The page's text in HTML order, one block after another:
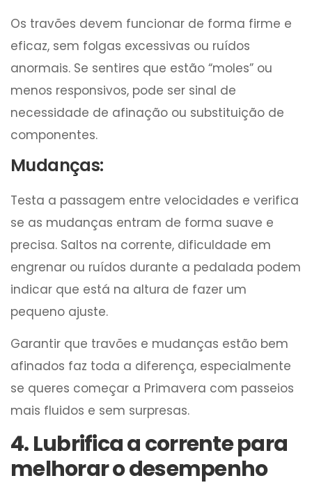
Os travões devem funcionar de forma firme e
eficaz, sem folgas excessivas ou ruídos
anormais. Se sentires que estão “moles” ou
menos responsivos, pode ser sinal de
necessidade de afinação ou substituição de
componentes.
Mudanças:
Testa a passagem entre velocidades e verifica
se as mudanças entram de forma suave e
precisa. Saltos na corrente, dificuldade em
engrenar ou ruídos durante a pedalada podem
indicar que está na altura de fazer um
pequeno ajuste.
Garantir que travões e mudanças estão bem
afinados faz toda a diferença, especialmente
se queres começar a Primavera com passeios
mais fluidos e sem surpresas.
4. Lubrifica a corrente para
melhorar o desempenho